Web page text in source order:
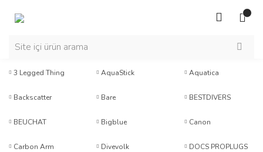
3 Legged Thing AquaStick Aquatica
Backscatter Bare BESTDIVERS
BEUCHAT Bigblue Canon
Carbon Arm Divevolk DOCS PROPLUGS